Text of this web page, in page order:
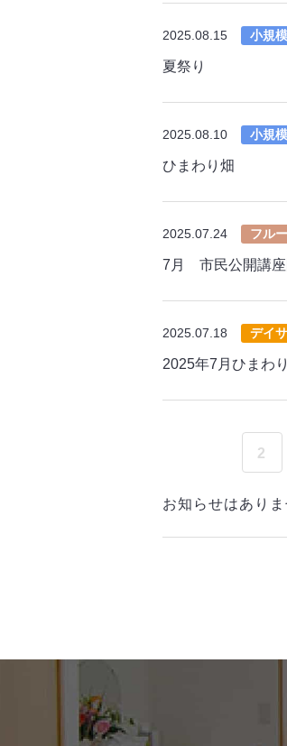
2025.08.15 小規
夏祭り
2025.08.10 小規
ひまわり畑
2025.07.24 フル
7月 市民公開講座
2025.07.18 デイ
2025年7月ひまわり
2
お知らせはありま